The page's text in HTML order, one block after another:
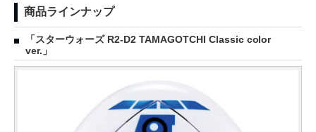
商品ラインナップ
「スターウォーズ R2-D2 TAMAGOTCHI Classic color
ver.」